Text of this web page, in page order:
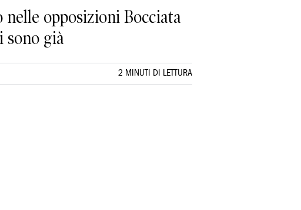
opposizioni Bocciata
sono già
2 MINUTI DI LETTURA